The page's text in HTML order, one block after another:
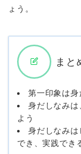
ょう。
まと
第一印象は身
身だしなみ
よう
身だしなみ
でき、実践でき